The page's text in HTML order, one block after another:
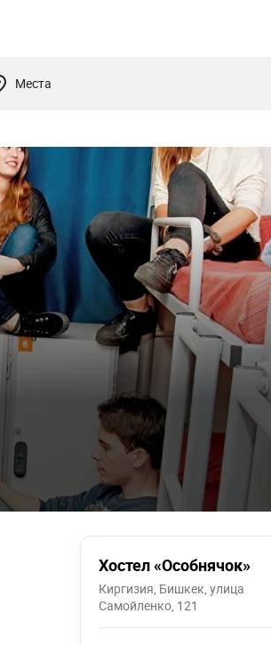
Места
Хостел «Особнячок»
Киргизия, Бишкек, улица
Самойленко, 121